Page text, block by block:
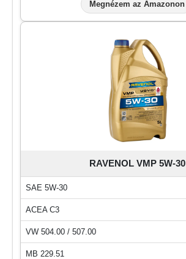
Megnézem az Amazonon
RAVENOL VMP 5W-30
SAE 5W-30
ACEA C3
VW 504.00 / 507.00
MB 229.51